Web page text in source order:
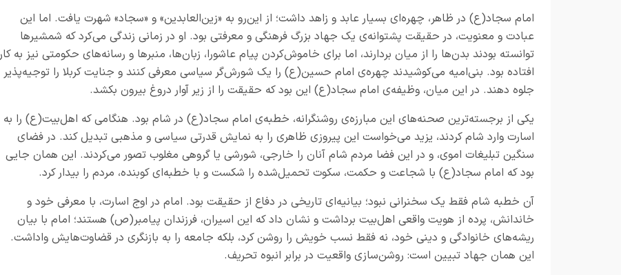
امام سجاد(ع) در ظاهر، چهره‌ای بسیار عابد و زاهد داشت؛ از این‌رو به «زین‌العابدین» و «سجاد» شهرت یافت. اما این
عبادت و معنویت، در حقیقت پشتوانه‌ی یک جهاد بزرگ فرهنگی و معرفتی بود. او در زمانی زندگی می‌کرد که شمشیرها
توانسته بودند بدن‌ها را از میان بردارند، اما برای خاموش‌کردن پیام عاشورا، زبان‌ها، منبرها و رسانه‌های حکومتی نیز به کار
افتاده بود. بنی‌امیه می‌کوشیدند چهره‌ی امام حسین(ع) را یک شورش‌گر سیاسی معرفی کنند و جنایت کربلا را توجیه‌پذیر
جلوه دهند. در این میان، وظیفه‌ی امام سجاد(ع) این بود که حقیقت را از زیر آوار دروغ بیرون بکشد.
یکی از برجسته‌ترین صحنه‌های این مبارزه‌ی روشنگرانه، خطبه‌ی امام سجاد(ع) در شام بود. هنگامی که اهل‌بیت(ع) را به
اسارت وارد شام کردند، یزید می‌خواست این پیروزی ظاهری را به نمایش قدرتی سیاسی و مذهبی تبدیل کند. در فضای
سنگین تبلیغات اموی، و در این فضا مردم شام آنان را خارجی، شورشی یا گروهی مغلوب تصور می‌کردند. این همان جایی
بود که امام سجاد(ع) با شجاعت و حکمت، سکوت تحمیل‌شده را شکست و با خطبه‌ای کوبنده، مردم را بیدار کرد.
آن خطبه شام فقط یک سخنرانی نبود؛ بیانیه‌ای تاریخی در دفاع از حقیقت بود. امام در اوج اسارت، با معرفی خود و
خاندانش، پرده از هویت واقعی اهل‌بیت برداشت و نشان داد که این اسیران، فرزندان پیامبر(ص) هستند؛ امام با بیان
ریشه‌های خانوادگی و دینی خود، نه فقط نسب خویش را روشن کرد، بلکه جامعه را به بازنگری در قضاوت‌هایش واداشت.
این همان جهاد تبیین است: روشن‌سازی واقعیت در برابر انبوه تحریف.